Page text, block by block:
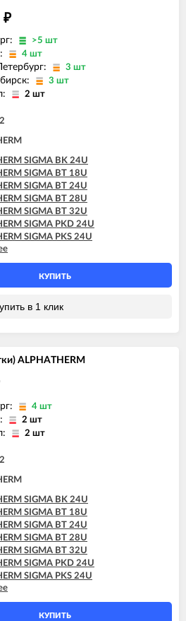
₽
>5 шт
4 шт
3 шт
3 шт
2 шт
SIGMA BK 24U
SIGMA BT 18U
SIGMA BT 24U
SIGMA BT 28U
SIGMA BT 32U
SIGMA PKD 24U
SIGMA PKS 24U
SIGMA PTD 24U
SIGMA PTD 28U
SIGMA PTS 18U
SIGMA PTS 24U
КУПИТЬ
в 1 клик
ALPHATHERM
4 шт
2 шт
2 шт
SIGMA BK 24U
SIGMA BT 18U
SIGMA BT 24U
SIGMA BT 28U
SIGMA BT 32U
SIGMA PKD 24U
SIGMA PKS 24U
SIGMA PTD 24U
SIGMA PTD 28U
SIGMA PTS 18U
КУПИТЬ